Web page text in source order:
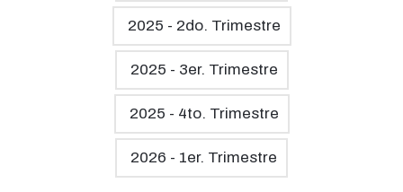
2025 - 2do. Trimestre
2025 - 3er. Trimestre
2025 - 4to. Trimestre
2026 - 1er. Trimestre